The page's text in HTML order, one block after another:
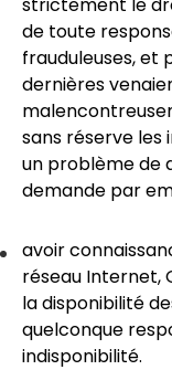
de toute
frauduleuses, et
dernières
sans réserve
un problème de
demande par
avoir
réseau Internet,
la disponibilité
quelconque
indisponibilité.